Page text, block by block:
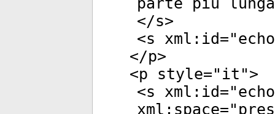
</s>
<s xml:id="
</p>
<p style=" it ">
<s xml:id="
xml:space="